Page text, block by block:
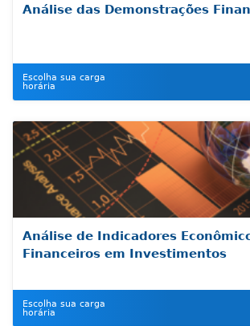
Análise das Demonstrações
Escolha sua carga
horária
Análise de Indicadores
Financeiros em Investimentos
Escolha sua carga
horária